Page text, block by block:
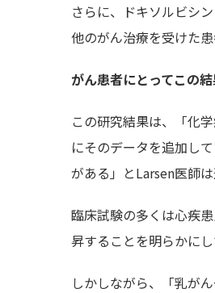
さらに、ドキソルビシ
他のがん治療を受けた
がん患者にとってこの
この研究結果は、「化
にそのデータを追加し
がある」とLarsen医師は
臨床試験の多くは心疾
昇することを明らかに
しかしながら、「乳が